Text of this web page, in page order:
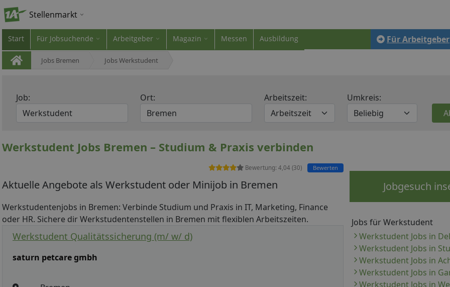
Stellenmarkt
Start Für Jobsuchende Arbeitgeber Magazin Messen Ausbildung Für Arbeitgeber
Jobs Bremen Jobs Werkstudent
Job: Ort: Arbeitszeit: Umkreis:
Werkstudent Jobs Bremen – Studium & Praxis verbinden
Jobgesuch
Jobs für Werkstudent
Werkstudent Jobs in
Werkstudent Jobs in
Werkstudent Jobs in
Werkstudent Jobs in
Werkstudent Jobs in
Bewertung: 4,04 (30) Bewerten
Aktuelle Angebote als Werkstudent oder Minijob in Bremen
Werkstudentenjobs in Bremen: Verbinde Studium und Praxis in IT, Marketing, Finance
oder HR. Sichere dir Werkstudentenstellen in Bremen mit flexiblen Arbeitszeiten.
Werkstudent Qualitätssicherung (m/ w/ d)
saturn petcare gmbh